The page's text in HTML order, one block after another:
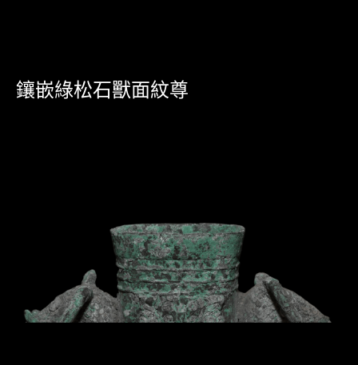
鑲嵌綠松石獸面紋尊